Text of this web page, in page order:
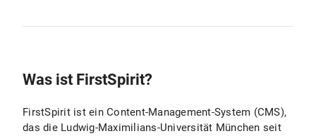
Was ist FirstSpirit?
FirstSpirit ist ein Content-Management-System (CMS),
das die Ludwig-Maximilians-Universität München seit